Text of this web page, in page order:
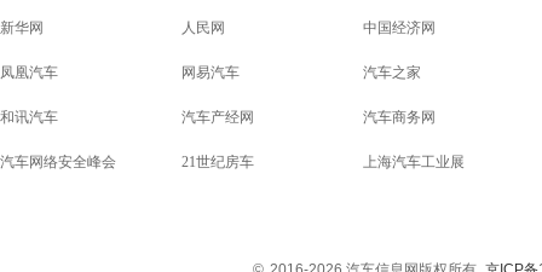
新华网 人民网 中国经济网
凤凰汽车 网易汽车 汽车之家
和讯汽车 汽车产经网 汽车商务网
汽车网络安全峰会 21世纪房车 上海汽车工业展